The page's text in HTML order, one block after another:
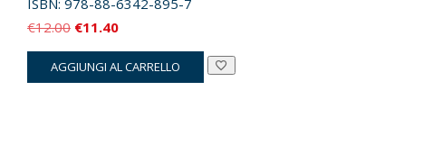
€12.00 Il
prezzo
originale
€11.40Il
prezzo
attuale
AGGIUNGI AL CARRELLO